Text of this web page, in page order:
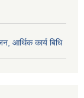
आर्थिक कार्य बिधि